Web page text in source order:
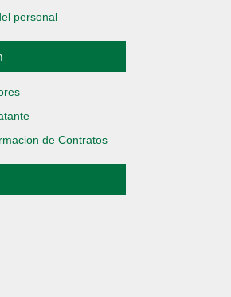
personal
de Contratos